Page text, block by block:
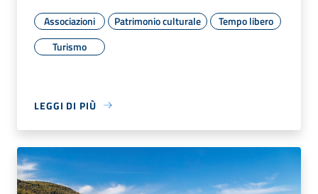
Associazioni Patrimonio culturale
Tempo libero
Turismo
LEGGI DI PIÙ